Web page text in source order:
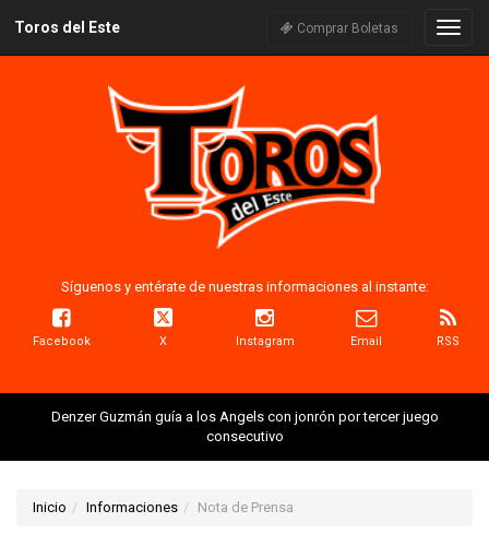
Toros del Este Comprar Boletas
Síguenos y entérate de nuestras informaciones al instante:
Facebook X Instagram Email RSS
Denzer Guzmán guía a los Angels con jonrón por tercer juego
consecutivo
Inicio Informaciones Nota de Prensa